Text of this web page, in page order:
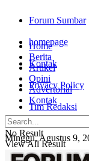
Forum Sumbar
homepage
Kontak
Privacy Policy
Tim Redaksi
Minggu, Agustus 9,
Home
Berita
Artikel
Opini
Advertorial
Kontak
No Result
View All Result